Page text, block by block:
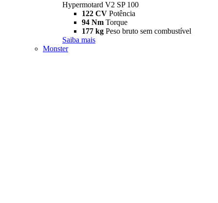
Hypermotard V2 SP 100
122 CV Potência
94 Nm Torque
177 kg Peso bruto sem combustível
Saiba mais
Monster